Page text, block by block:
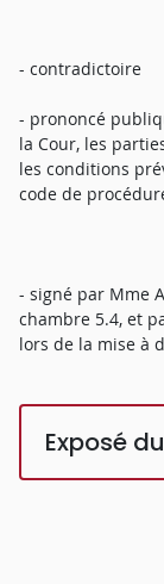
- contradictoire
- prononcé
la Cour, les
les conditions
code de
- signé par Mme
chambre 5.4, et
lors de la mise à
Exposé